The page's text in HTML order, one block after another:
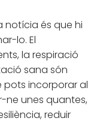
notícia és que hi
lo. El
la respiració
sana són
pots incorporar al
ne unes quantes,
reduir